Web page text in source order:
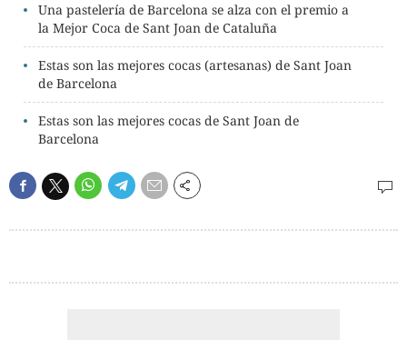
Una pastelería de Barcelona se alza con el premio a
la Mejor Coca de Sant Joan de Cataluña
Estas son las mejores cocas (artesanas) de Sant Joan
de Barcelona
Estas son las mejores cocas de Sant Joan de
Barcelona